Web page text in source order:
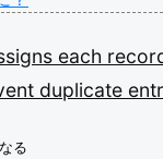
each
duplicate
る